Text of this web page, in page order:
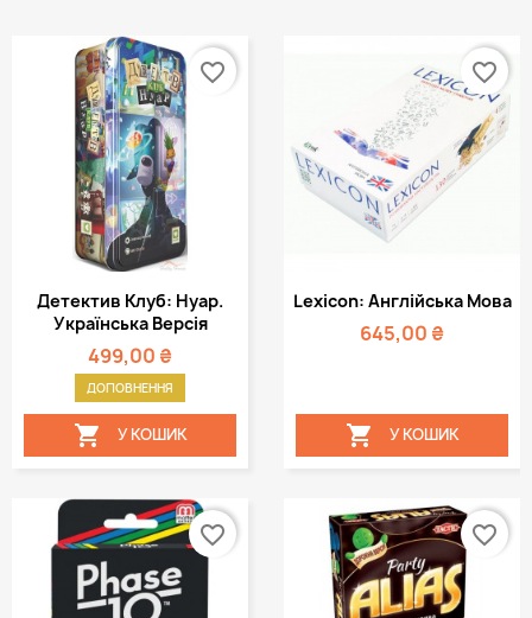
Детектив Клуб: Нуар.
Українська Версія
499,00 ₴
ДОПОВНЕННЯ
 У КОШИК
favorite_border
Lexicon: Англійська Мова
645,00 ₴
 У КОШИК
favorite_border
favorite_border favorite_border